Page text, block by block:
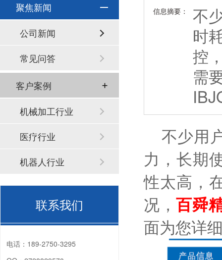
信息摘要：
不
时
控
需
不少用
力，长期
性太高，
况，百舜
面为您详
聚焦新闻
公司新闻
常见问答
客户案例
机械加工行业
医疗行业
机器人行业
联系我们
电话： 189-2750-3295